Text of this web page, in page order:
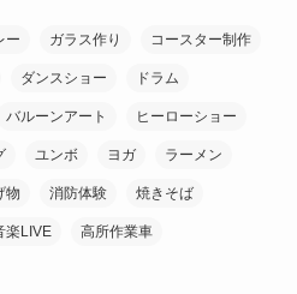
ー ガラス作り コースター制作
ダンスショー ドラム
バルーンアート ヒーローショー
ユンボ ヨガ ラーメン
物 消防体験 焼きそば
楽LIVE 高所作業車